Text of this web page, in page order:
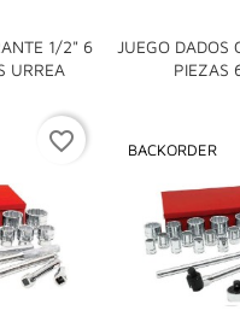
1/2" 6
URREA
JUEGO DADOS
PIEZAS

favorite_border BACKORDER